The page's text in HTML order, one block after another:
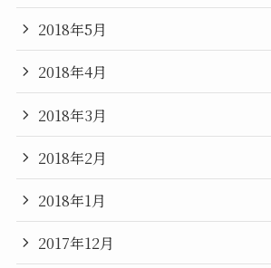
2018年5月
2018年4月
2018年3月
2018年2月
2018年1月
2017年12月